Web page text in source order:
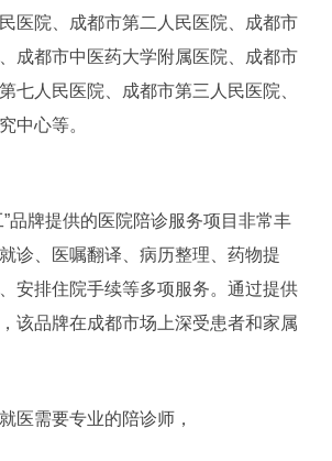
医院、成都市第二人民医院、成都市
成都市中医药大学附属医院、成都市
七人民医院、成都市第三人民医院、
中心等。
牌提供的医院陪诊服务项目非常丰
诊、医嘱翻译、病历整理、药物提
安排住院手续等多项服务。通过提供
该品牌在成都市场上深受患者和家属
需要专业的陪诊师，